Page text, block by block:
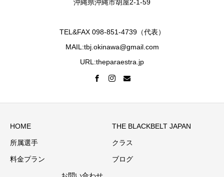
沖縄県沖縄市胡屋2-1-59
TEL&FAX 098-851-4739（代表）
MAIL:tbj.okinawa@gmail.com
URL:theparaestra.jp
HOME THE BLACKBELT JAPAN
所属選手 クラス
料金プラン ブログ